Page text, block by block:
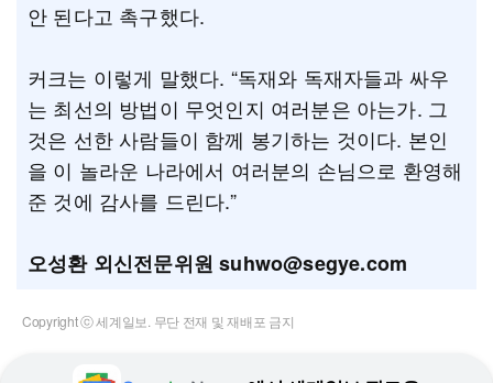
안 된다고 촉구했다.
커크는 이렇게 말했다. “독재와 독재자들과 싸우
는 최선의 방법이 무엇인지 여러분은 아는가. 그
것은 선한 사람들이 함께 봉기하는 것이다. 본인
을 이 놀라운 나라에서 여러분의 손님으로 환영해
준 것에 감사를 드린다.”
오성환 외신전문위원 suhwo@segye.com
Copyright ⓒ 세계일보. 무단 전재 및 재배포 금지